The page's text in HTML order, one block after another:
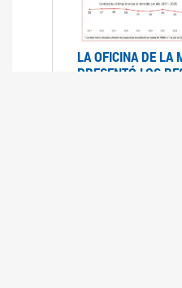
LA OFICINA DE LA
PRESENTÓ LOS